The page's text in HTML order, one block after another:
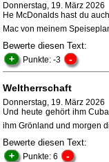
Donnerstag, 19. März 2026
He McDonalds hast du
Mac von meinem
Bewerte diesen Text:
+ Punkte: -3 -
Weltherrschaft
Donnerstag, 19. März 2026
Und heute gehört ihm
ihm Grönland und morgen
Bewerte diesen Text:
+ Punkte: 6 -